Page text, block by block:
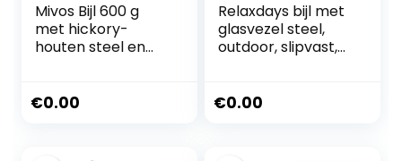
Mivos Bijl 600 g
met hickory-
houten steel en
handbijl voor tuin
€0.00
Relaxdays bijl met
glasvezel steel,
outdoor, slipvast,
of kloofbijl, 85 cm
€0.00